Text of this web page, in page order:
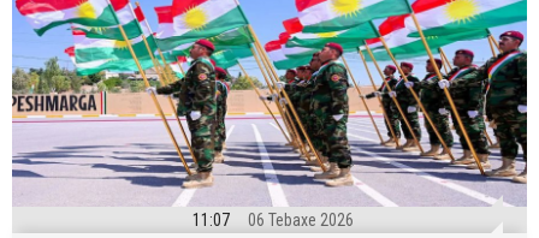
11:07 06 Tebaxe 2026